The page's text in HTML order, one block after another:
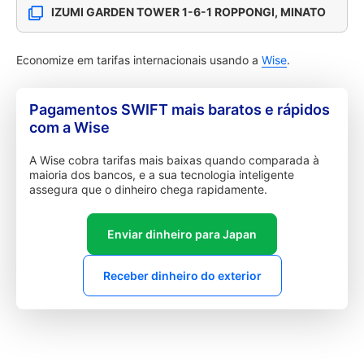
IZUMI GARDEN TOWER 1-6-1 ROPPONGI, MINATO
Economize em tarifas internacionais usando a Wise.
Pagamentos SWIFT mais baratos e rápidos
com a Wise
A Wise cobra tarifas mais baixas quando comparada à
maioria dos bancos, e a sua tecnologia inteligente
assegura que o dinheiro chega rapidamente.
Enviar dinheiro para Japan
Receber dinheiro do exterior